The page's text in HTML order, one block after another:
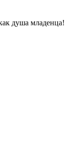
душа младенца!